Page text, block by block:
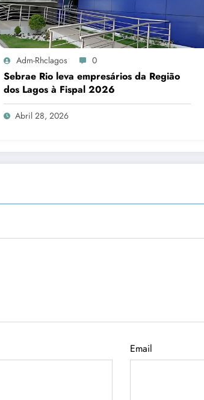
Adm-Rhclagos 0
Sebrae Rio leva empresários da Região
dos Lagos à Fispal 2026
Abril 28, 2026
Email